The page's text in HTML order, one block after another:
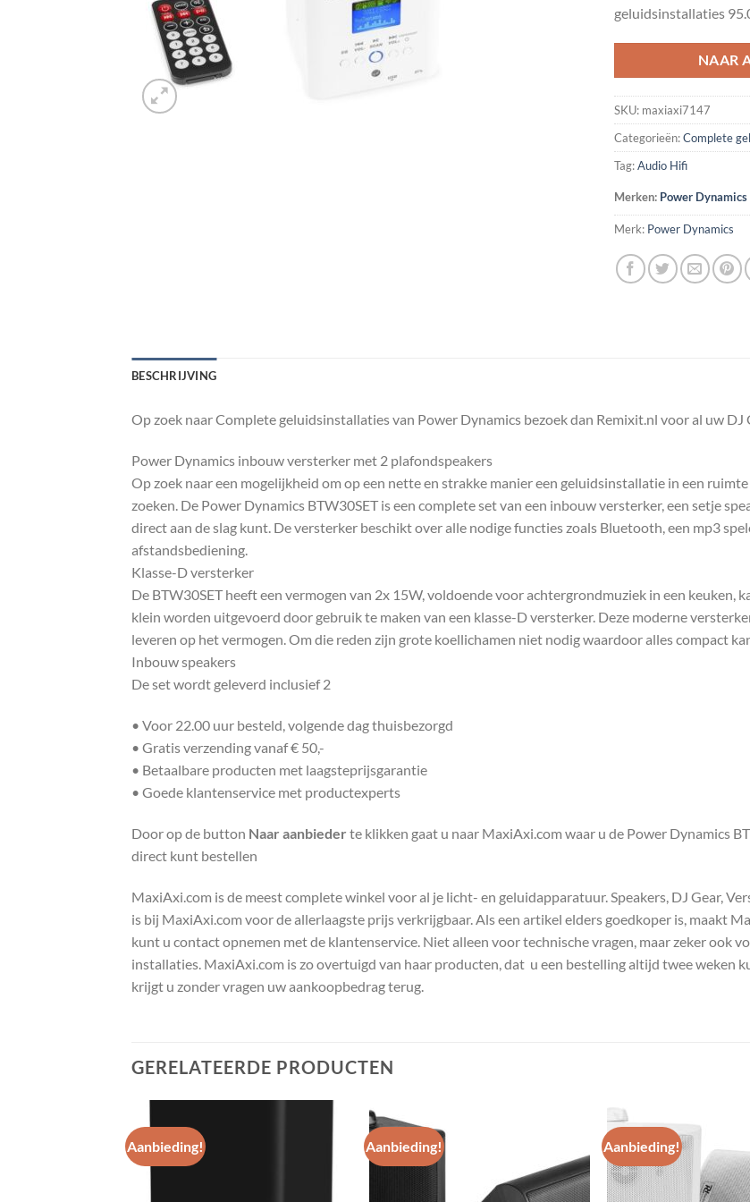
geluidsinstallaties
NAAR
SKU: maxiaxi7147
Categorieën:Complete
Tag:Audio Hifi
Merken: Power Dynamics
Merk: Power Dynamics
BESCHRIJVING
Op zoek naar Complete geluidsinstallaties van Power Dynamics bezoek dan Remixit.nl voor al uw DJ
Power Dynamics inbouw versterker met 2 plafondspeakers
Op zoek naar een mogelijkheid om op een nette en strakke manier een geluidsinstallatie in een
zoeken. De Power Dynamics BTW30SET is een complete set van een inbouw versterker, een setje
direct aan de slag kunt. De versterker beschikt over alle nodige functies zoals Bluetooth, een mp3
afstandsbediening.
Klasse-D versterker
De BTW30SET heeft een vermogen van 2x 15W, voldoende voor achtergrondmuziek in een keuken,
klein worden uitgevoerd door gebruik te maken van een klasse-D versterker. Deze moderne
leveren op het vermogen. Om die reden zijn grote koellichamen niet nodig waardoor alles compact
Inbouw speakers
De set wordt geleverd inclusief 2
• Voor 22.00 uur besteld, volgende dag thuisbezorgd
• Gratis verzending vanaf € 50,-
• Betaalbare producten met laagsteprijsgarantie
• Goede klantenservice met productexperts
Door op de button Naar aanbieder te klikken gaat u naar MaxiAxi.com waar u de Power Dynamics
direct kunt bestellen
MaxiAxi.com is de meest complete winkel voor al je licht- en geluidapparatuur. Speakers, DJ Gear,
is bij MaxiAxi.com voor de allerlaagste prijs verkrijgbaar. Als een artikel elders goedkoper is, maakt
kunt u contact opnemen met de klantenservice. Niet alleen voor technische vragen, maar zeker ook
installaties. MaxiAxi.com is zo overtuigd van haar producten, dat u een bestelling altijd twee weken
krijgt u zonder vragen uw aankoopbedrag terug.
GERELATEERDE PRODUCTEN
Aanbieding! Aanbieding!
Toevoegen
aan
Aanbieding!